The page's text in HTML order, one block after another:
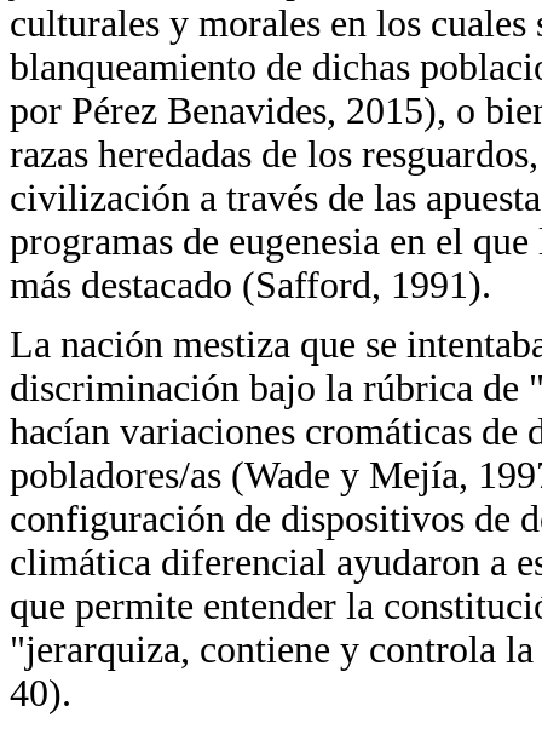
culturales y morales en los cuales
blanqueamiento de dichas
por Pérez Benavides, 2015), o
razas heredadas de los
civilización a través de las
programas de eugenesia en el
más destacado (Safford, 1991).
La nación mestiza que se
discriminación bajo la rúbrica de
hacían variaciones cromáticas de
pobladores/as (Wade y Mejía,
configuración de dispositivos de
climática diferencial ayudaron a
que permite entender la
"jerarquiza, contiene y controla
40).